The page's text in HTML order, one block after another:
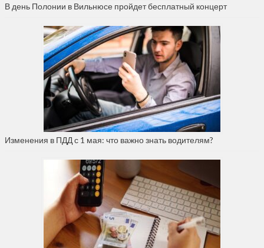
В день Полонии в Вильнюсе пройдет бесплатный концерт
Изменения в ПДД с 1 мая: что важно знать водителям?